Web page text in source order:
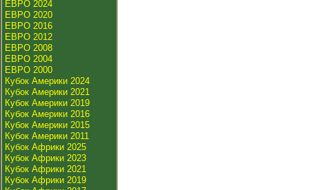
ЕВРО 2024
ЕВРО 2020
ЕВРО 2016
ЕВРО 2012
ЕВРО 2008
ЕВРО 2004
ЕВРО 2000
Кубок Америки 2024
Кубок Америки 2021
Кубок Америки 2019
Кубок Америки 2016
Кубок Америки 2015
Кубок Америки 2011
Кубок Африки 2025
Кубок Африки 2023
Кубок Африки 2021
Кубок Африки 2019